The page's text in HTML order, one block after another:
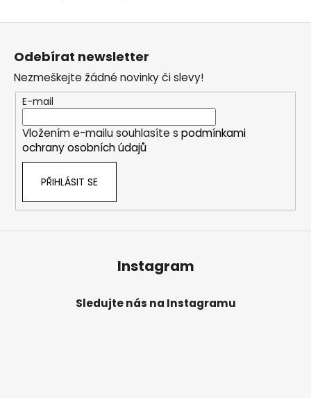
Z
Odebírat newsletter
Nezmeškejte žádné novinky či slevy!
E-mail
Vložením e-mailu souhlasíte s podmínkami
ochrany osobních údajů
PŘIHLÁSIT SE
Instagram
Sledujte nás na Instagramu